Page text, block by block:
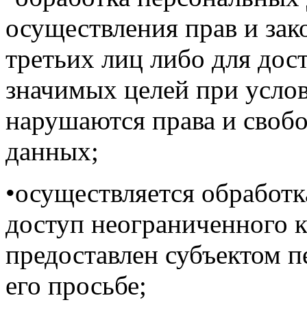
осуществления прав и
третьих лиц либо для
значимых целей при
нарушаются права и
данных;
•осуществляется
доступ неограниченного
предоставлен субъектом
его просьбе;